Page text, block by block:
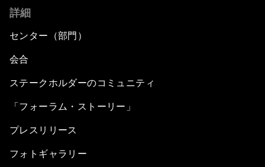
詳細
センター（部門）
会合
ステークホルダーのコミュニティ
「フォーラム・ストーリー」
プレスリリース
フォトギャラリー